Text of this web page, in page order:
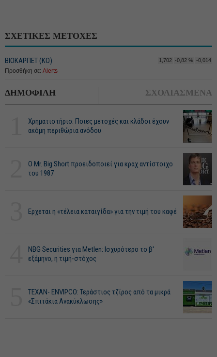
ΣΧΕΤΙΚΕΣ ΜΕΤΟΧΕΣ
ΒΙΟΚΑΡΠΕΤ (ΚΟ) 1,702 -0,82 % -0,014
Προσθήκη σε: Alerts
ΔΗΜΟΦΙΛΗ ΣΧΟΛΙΑΣΜΕΝΑ
Χρηματιστήριο: Ποιες μετοχές και κλάδοι έχουν
ακόμη περιθώρια ανόδου
O Mr. Big Short προειδοποιεί για κραχ αντίστοιχο
του 1987
Ερχεται η «τέλεια καταιγίδα» για την τιμή του καφέ
NBG Securities για Metlen: Ισχυρότερο το β'
εξάμηνο, η τιμή-στόχος
ΤΕΧΑΝ- ENVIPCO: Τεράστιος τζίρος από τα μικρά
«Σπιτάκια Ανακύκλωσης»